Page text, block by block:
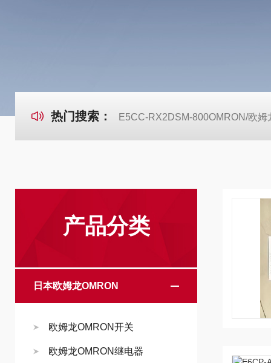
热门搜索： E5CC-RX2DSM-800OMRON/欧
产品分类
日本欧姆龙OMRON
欧姆龙OMRON开关
欧姆龙OMRON继电器